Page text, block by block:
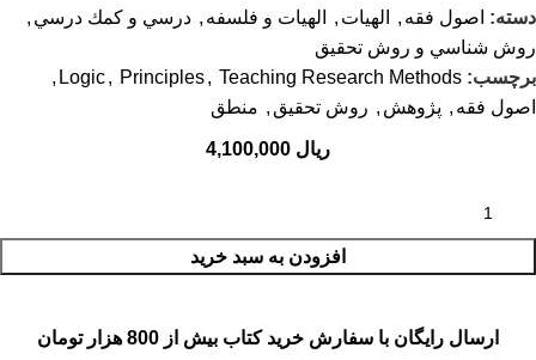
دسته: اصول فقه , الهيات , الهیات و فلسفه , درسي و كمك درسي ,
روش شناسي و روش تحقيق
برچسب:
Logic, Principles, Teaching Research Methods
,
اصول فقه , پژوهش , روش تحقیق , منطق
ریال
افزودن به سبد خرید
ارسال رایگان با سفارش خرید کتاب بیش از 800 هزار تومان